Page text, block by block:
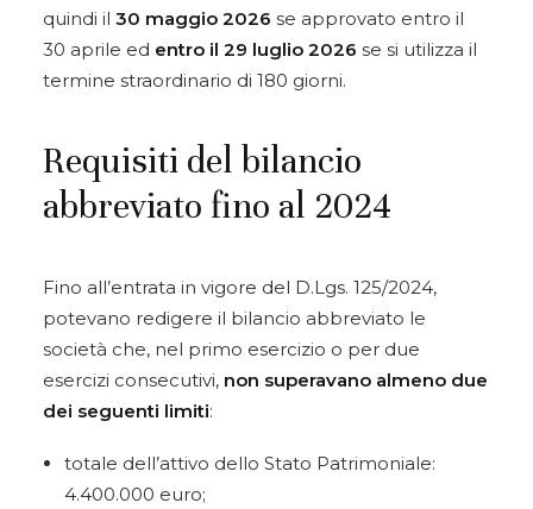
quindi il 30 maggio 2026 se approvato entro il
30 aprile ed entro il 29 luglio 2026 se si utilizza il
termine straordinario di 180 giorni.
Requisiti del bilancio
abbreviato fino al 2024
Fino all’entrata in vigore del D.Lgs. 125/2024,
potevano redigere il bilancio abbreviato le
società che, nel primo esercizio o per due
esercizi consecutivi, non superavano almeno due
dei seguenti limiti:
totale dell’attivo dello Stato Patrimoniale:
4.400.000 euro;